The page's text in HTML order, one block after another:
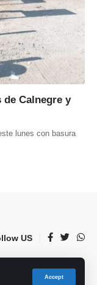
Accept
de Calnegre y
lunes con basura
US
S.L. | Todos los